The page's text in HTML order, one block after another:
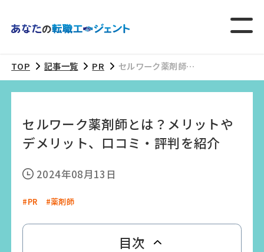
TOP 記事一覧 PR
セルワーク薬剤師と
は？メリットやデメ
セルワーク薬剤師とは？メリットや
デメリット、口コミ・評判を紹介
2024年08月13日
#PR #薬剤師
目次